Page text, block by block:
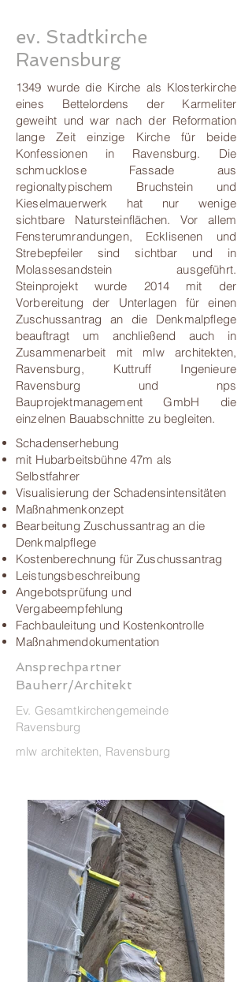
ev. Stadtkirche
Ravensburg
1349 wurde die Kirche als Klosterkirche
eines Bettelordens der Karmeliter
geweiht und war nach der Reformation
lange Zeit einzige Kirche für beide
Konfessionen in Ravensburg. Die
schmucklose Fassade aus
regionaltypischem Bruchstein und
Kieselmauerwerk hat nur wenige
sichtbare Natursteinflächen. Vor allem
Fensterumrandungen, Ecklisenen und
Strebepfeiler sind sichtbar und in
Molassesandstein ausgeführt.
Steinprojekt wurde 2014 mit der
Vorbereitung der Unterlagen für einen
Zuschussantrag an die Denkmalpflege
beauftragt um anchließend auch in
Zusammenarbeit mit mlw architekten,
Ravensburg, Kuttruff Ingenieure
Ravensburg und nps
Bauprojektmanagement GmbH die
einzelnen Bauabschnitte zu begleiten.
Schadenserhebung
mit Hubarbeitsbühne 47m als
Selbstfahrer
Visualisierung der Schadensintensitäten
Maßnahmenkonzept
Bearbeitung Zuschussantrag an die
Denkmalpflege
Kostenberechnung für Zuschussantrag
Leistungsbeschreibung
Angebotsprüfung und
Vergabeempfehlung
Fachbauleitung und Kostenkontrolle
Maßnahmendokumentation
Ansprechpartner
Bauherr/Architekt
Ev. Gesamtkirchengemeinde
Ravensburg
mlw architekten, Ravensburg